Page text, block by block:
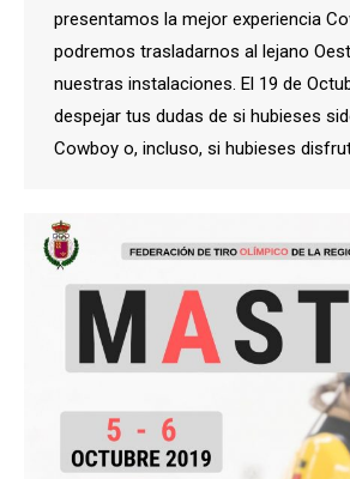
presentamos la mejor experiencia
podremos trasladarnos al lejano
nuestras instalaciones. El 19 de
despejar tus dudas de si hubieses
Cowboy o, incluso, si hubieses